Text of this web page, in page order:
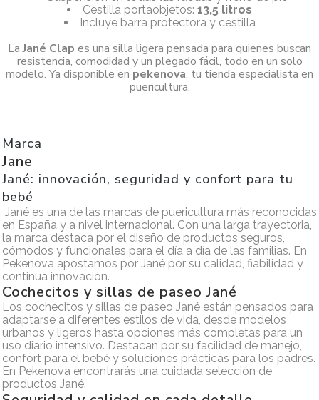
Cestilla portaobjetos: 13,5 litros
Incluye barra protectora y cestilla
LaJané Clap es una silla ligera pensada para quienes buscan
resistencia, comodidad y un plegado fácil, todo en un solo
modelo. Ya disponible en pekenova, tu tienda especialista en
puericultura.
Marca
Jane
Jané: innovación, seguridad y confort para tu
bebé
Jané es una de las marcas de puericultura más reconocidas
en España y a nivel internacional. Con una larga trayectoria,
la marca destaca por el diseño de productos seguros,
cómodos y funcionales para el día a día de las familias. En
Pekenova apostamos por Jané por su calidad, fiabilidad y
continua innovación.
Cochecitos y sillas de paseo Jané
Los cochecitos y sillas de paseo Jané están pensados para
adaptarse a diferentes estilos de vida, desde modelos
urbanos y ligeros hasta opciones más completas para un
uso diario intensivo. Destacan por su facilidad de manejo,
confort para el bebé y soluciones prácticas para los padres.
En Pekenova encontrarás una cuidada selección de
productos Jané.